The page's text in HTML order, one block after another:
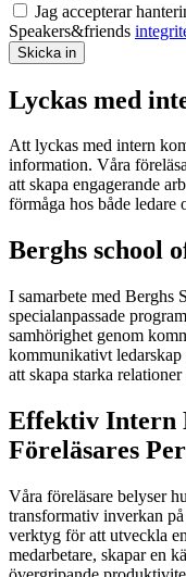
Jag accepterar
Speakers&friends
Skicka in
Lyckas med
Att lyckas med intern
information. Våra
att skapa engagerande
förmåga hos både ledare
Berghs school
I samarbete med Berghs
specialanpassade
samhörighet genom
kommunikativt ledarskap
att skapa starka
Effektiv Intern
Föreläsares
Våra föreläsare belyser
transformativ inverkan
verktyg för att utveckla
medarbetare, skapar en